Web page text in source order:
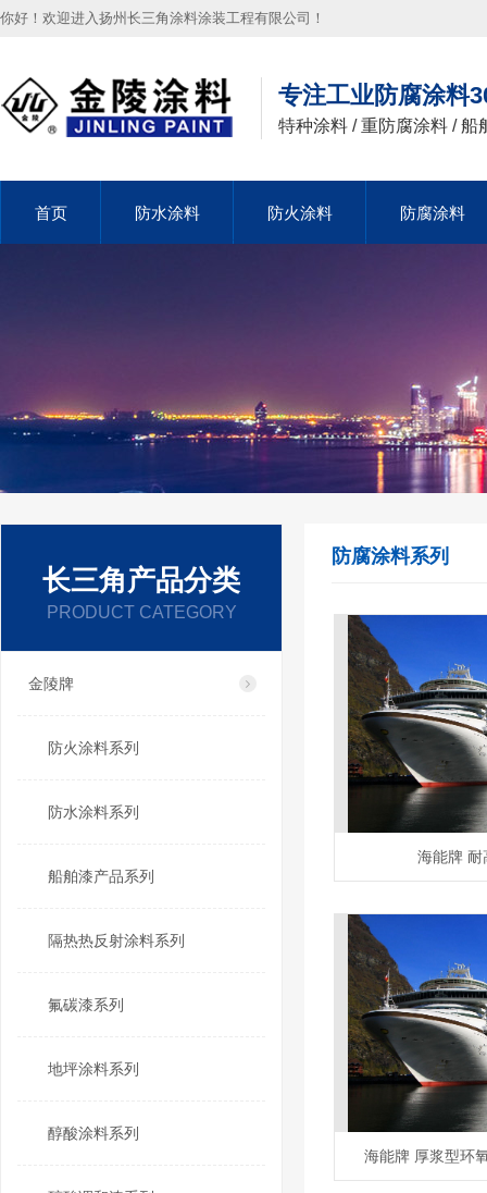
你好！欢迎进入扬州长三角涂料涂装工程有限公司！
专注工业防腐涂料
特种涂料 / 重防腐涂料 / 船
首页
首页 防水涂料
防水涂料 防火涂料
防火涂料 防腐涂料
防腐涂料
长三角产品分类
PRODUCT CATEGORY
金陵牌
防火涂料系列
防水涂料系列
船舶漆产品系列
隔热热反射涂料系列
氟碳漆系列
地坪涂料系列
醇酸涂料系列
防腐涂料系列
海能牌 耐
海能牌 厚浆型环